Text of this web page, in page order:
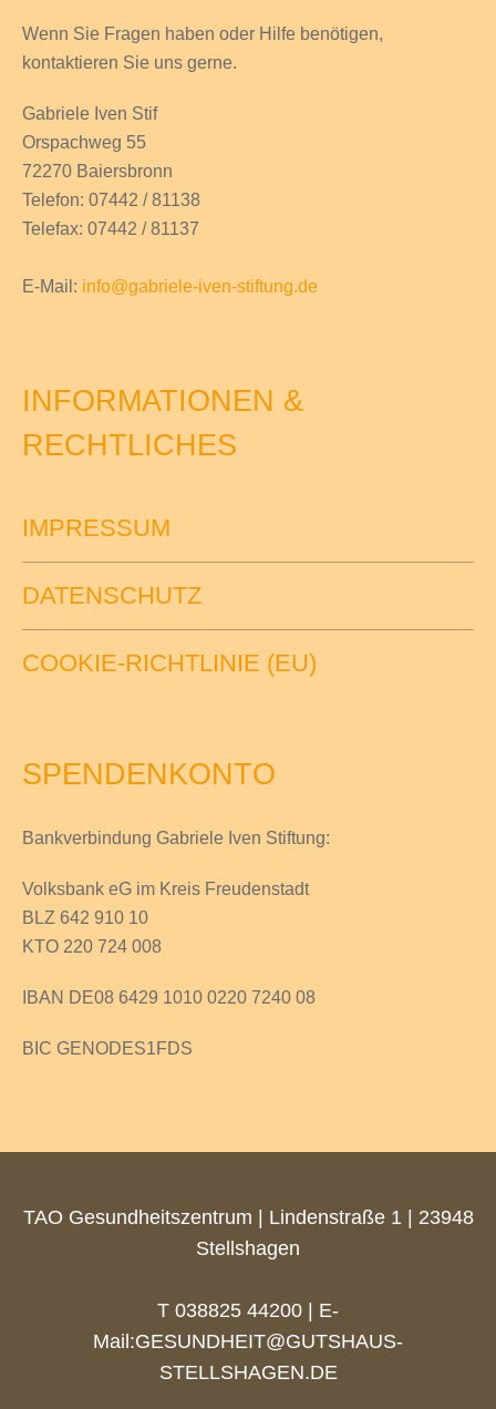
Wenn Sie Fragen haben oder Hilfe benötigen,
kontaktieren Sie uns gerne.
Gabriele Iven Stif
Orspachweg 55
72270 Baiersbronn
Telefon: 07442 / 81138
Telefax: 07442 / 81137
E-Mail: info@gabriele-iven-stiftung.de
INFORMATIONEN &
RECHTLICHES
IMPRESSUM
DATENSCHUTZ
COOKIE-RICHTLINIE (EU)
SPENDENKONTO
Bankverbindung Gabriele Iven Stiftung:
Volksbank eG im Kreis Freudenstadt
BLZ 642 910 10
KTO 220 724 008
IBAN DE08 6429 1010 0220 7240 08
BIC GENODES1FDS
TAO Gesundheitszentrum | Lindenstraße 1 | 23948
Stellshagen
T 038825 44200 | E-
Mail:GESUNDHEIT@GUTSHAUS-
STELLSHAGEN.DE